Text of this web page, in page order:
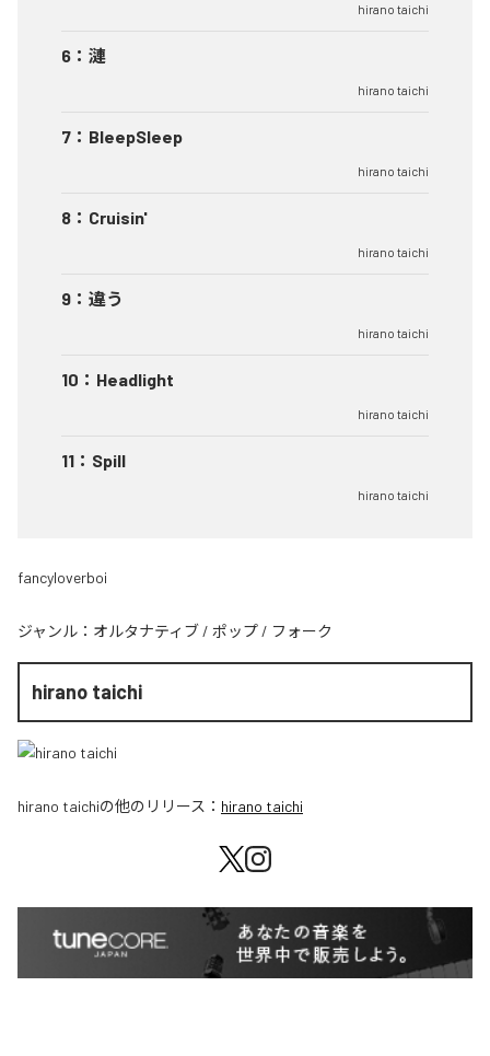
hirano taichi
6 ： 漣
hirano taichi
7 ： BleepSleep
hirano taichi
8 ： Cruisin'
hirano taichi
9 ： 違う
hirano taichi
10 ： Headlight
hirano taichi
11 ： Spill
hirano taichi
fancyloverboi
ジャンル： オルタナティブ / ポップ / フォーク
hirano taichi
hirano taichiの他のリリース： hirano taichi